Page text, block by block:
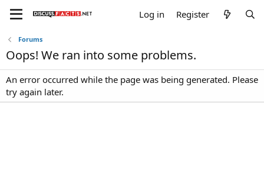
Log in Register
Forums
Oops! We ran into some problems.
An error occurred while the page was being generated. Please
try again later.